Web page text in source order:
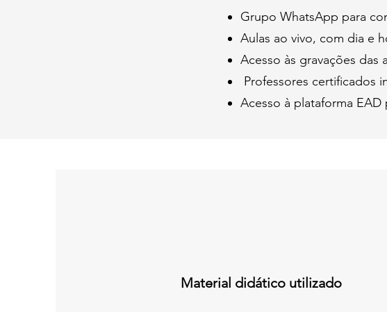
Grupo WhatsApp para
Aulas ao vivo, com dia e
Acesso às gravações
Professores certificados
Acesso à plataforma
Material didático utilizado